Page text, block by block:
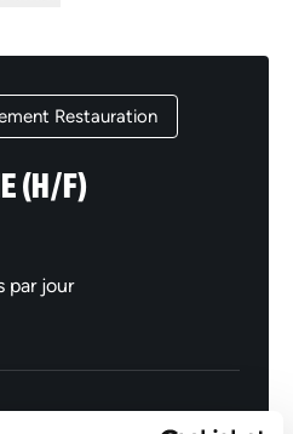
Restauration
(H/F)
par jour